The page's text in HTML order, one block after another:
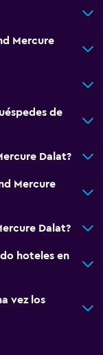
Mercure
de
Dalat?
Mercure
Dalat?
hoteles en
vez los